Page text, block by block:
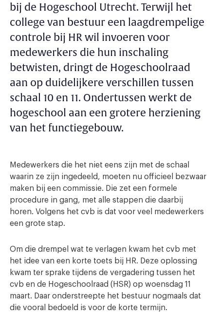
bij de Hogeschool Utrecht. Terwijl het
college van bestuur een laagdrempelige
controle bij HR wil invoeren voor
medewerkers die hun inschaling
betwisten, dringt de Hogeschoolraad
aan op duidelijkere verschillen tussen
schaal 10 en 11. Ondertussen werkt de
hogeschool aan een grotere herziening
van het functiegebouw.
Medewerkers die het niet eens zijn met de schaal
waarin ze zijn ingedeeld, moeten nu officieel bezwaar
maken bij een commissie. Die zet een formele
procedure in gang, met alle stappen die daarbij
horen. Volgens het cvb is dat voor veel medewerkers
een grote stap.
Om die drempel wat te verlagen kwam het cvb met
het idee van een korte toets bij HR. Deze oplossing
kwam ter sprake tijdens de vergadering tussen het
cvb en de Hogeschoolraad (HSR) op woensdag 11
maart. Daar onderstreepte het bestuur nogmaals dat
die vooral bedoeld is voor de korte termijn.